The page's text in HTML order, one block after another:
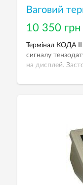
Ваговий
10 350 грн
Термінал КОДА II
сигналу
на дисплей.